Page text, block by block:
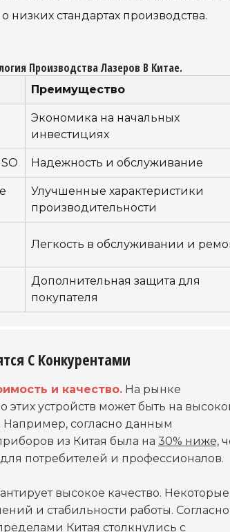
низких стандартах производства.
Производства Лазеров В Китае.
Преимущество
Экономика на начальных
инвестициях
Надежность и обслуживание
Улучшенные характеристики
производительности
Легкость в обслуживании и
Дополнительная защита для
покупателя
С Конкурентами
и качество. На рынке
устройств может быть на
Например, согласно данным
из Китая была на 30% ниже,
потребителей и профессионалов.
высокое качество. Некоторые
и стабильности работы. Согласно
Китая столкнулись с